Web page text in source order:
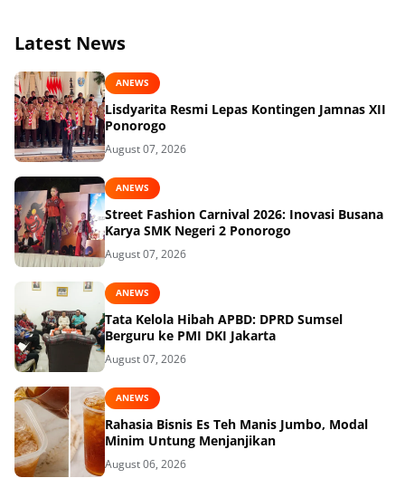
Latest News
ANEWS
Lisdyarita Resmi Lepas Kontingen Jamnas XII
Ponorogo
August 07, 2026
ANEWS
Street Fashion Carnival 2026: Inovasi Busana
Karya SMK Negeri 2 Ponorogo
August 07, 2026
ANEWS
Tata Kelola Hibah APBD: DPRD Sumsel
Berguru ke PMI DKI Jakarta
August 07, 2026
ANEWS
Rahasia Bisnis Es Teh Manis Jumbo, Modal
Minim Untung Menjanjikan
August 06, 2026